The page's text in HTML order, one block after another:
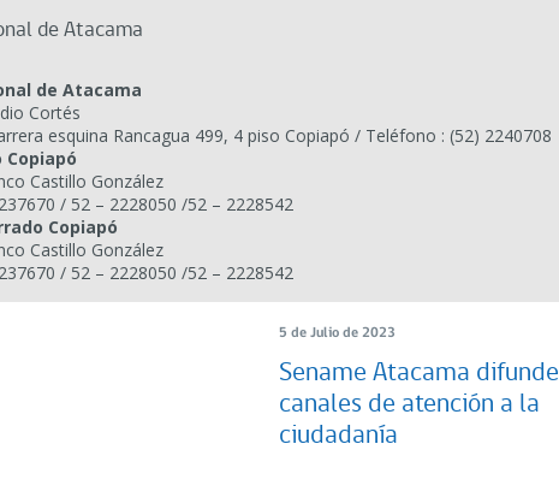
de Atacama
de Atacama
Cortés
esquina Rancagua 499, 4 piso Copiapó / Teléfono : (52) 2240708
Copiapó
Castillo González
/ 52 – 2228050 /52 – 2228542
Copiapó
Castillo González
/ 52 – 2228050 /52 – 2228542
5 de Julio de 2023
Sename Atacama difunde
canales de atención a la
ciudadanía